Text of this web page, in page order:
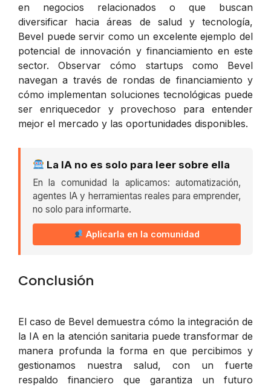
en negocios relacionados o que buscan
diversificar hacia áreas de salud y tecnología,
Bevel puede servir como un excelente ejemplo del
potencial de innovación y financiamiento en este
sector. Observar cómo startups como Bevel
navegan a través de rondas de financiamiento y
cómo implementan soluciones tecnológicas puede
ser enriquecedor y provechoso para entender
mejor el mercado y las oportunidades disponibles.
La IA no es solo para leer sobre ella
En la comunidad la aplicamos: automatización,
agentes IA y herramientas reales para emprender,
no solo para informarte.
Aplicarla en la comunidad
Conclusión
El caso de Bevel demuestra cómo la integración de
la IA en la atención sanitaria puede transformar de
manera profunda la forma en que percibimos y
gestionamos nuestra salud, con un fuerte
respaldo financiero que garantiza un futuro